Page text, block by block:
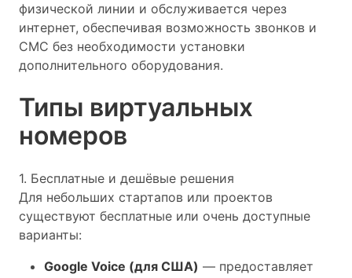
физической линии и обслуживается через
интернет, обеспечивая возможность звонков и
СМС без необходимости установки
дополнительного оборудования.
Типы виртуальных
номеров
1. Бесплатные и дешёвые решения
Для небольших стартапов или проектов
существуют бесплатные или очень доступные
варианты:
Google Voice (для США) — предоставляет